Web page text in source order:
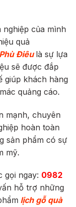
của mình
quả
Điêu là sự lựa
sẽ được đắp
giúp khách hàng
quảng cáo.
mạnh, chuyên
hoàn toàn
sản phẩm có sự
mỹ.
gọi ngay: 0982
hỗ trợ những
lịch gỗ quà